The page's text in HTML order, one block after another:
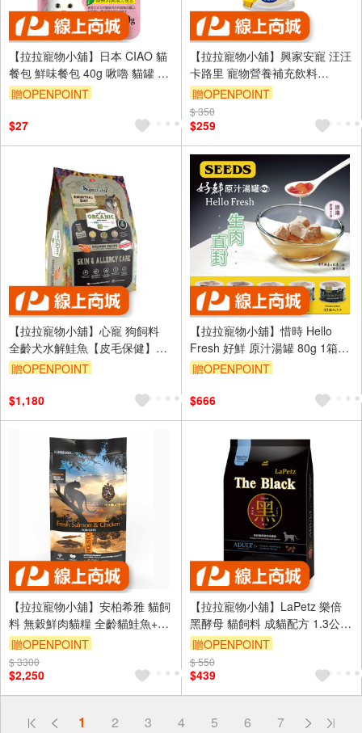
【拉拉寵物小舖】日本 CIAO 貓
餐包 鮮味餐包 40g 啾嚕 貓罐 貓
罐頭 吃到新鮮的味道
贈OPENPOINT
（運費不算在 2000 元的範圍
內）
$27
【拉拉寵物小舖】興家安寵 汪汪
卡路里 寵物營養補充飲料
275ML 犬用 營養補給飲 寵物飲
料
贈OPENPOINT
訂單滿 2000 元折抵 100元
（運費不算在 2000 元的範圍
內）
$ 350
$259
【拉拉寵物小舖】心寵 狗飼料
全齡犬水解鮭魚【皮毛保健】2
公斤 水解蛋白飼料 無穀 有機食
贈OPENPOINT
（運費不算在 2000 元的範圍
內）
$1,180
【拉拉寵物小舖】惜時 Hello
Fresh 好鮮 原汁湯罐 80g 1箱24
罐 貓罐 貓罐頭
贈OPENPOINT
（運費不算在 2000 元的範圍
內）
$666
【拉拉寵物小舖】安柏希雅 貓飼
料 無穀鮮肉貓糧 全齡貓鮭魚+雞
肉5公斤 高肉量 超級食物添加 0
穀類
贈OPENPOINT
訂單滿 2000 元折抵 100元
（運費不算在 2000 元的範圍
內）
$ 3300
$2,250
【拉拉寵物小舖】LaPetz 樂倍
黑酵母 貓飼料 成貓配方 1.3公斤
The Black
贈OPENPOINT
訂單滿 2000 元折抵 100元
（運費不算在 2000 元的範圍
內）
$ 550
$439
1 2 3 4 5 6 7
偏遠地區配送